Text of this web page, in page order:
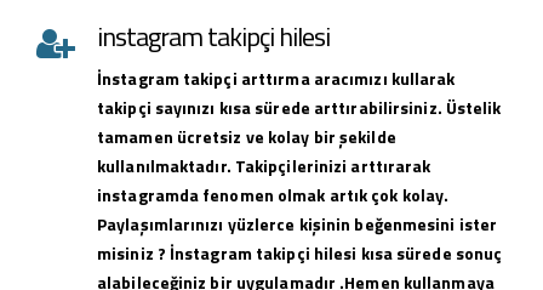
instagram takipçi hilesi
İnstagram takipçi arttırma aracımızı kullarak
takipçi sayınızı kısa sürede arttırabilirsiniz. Üstelik
tamamen ücretsiz ve kolay bir şekilde
kullanılmaktadır. Takipçilerinizi arttırarak
instagramda fenomen olmak artık çok kolay.
Paylaşımlarınızı yüzlerce kişinin beğenmesini ister
misiniz ? İnstagram takipçi hilesi kısa sürede sonuç
alabileceğiniz bir uygulamadır .Hemen kullanmaya